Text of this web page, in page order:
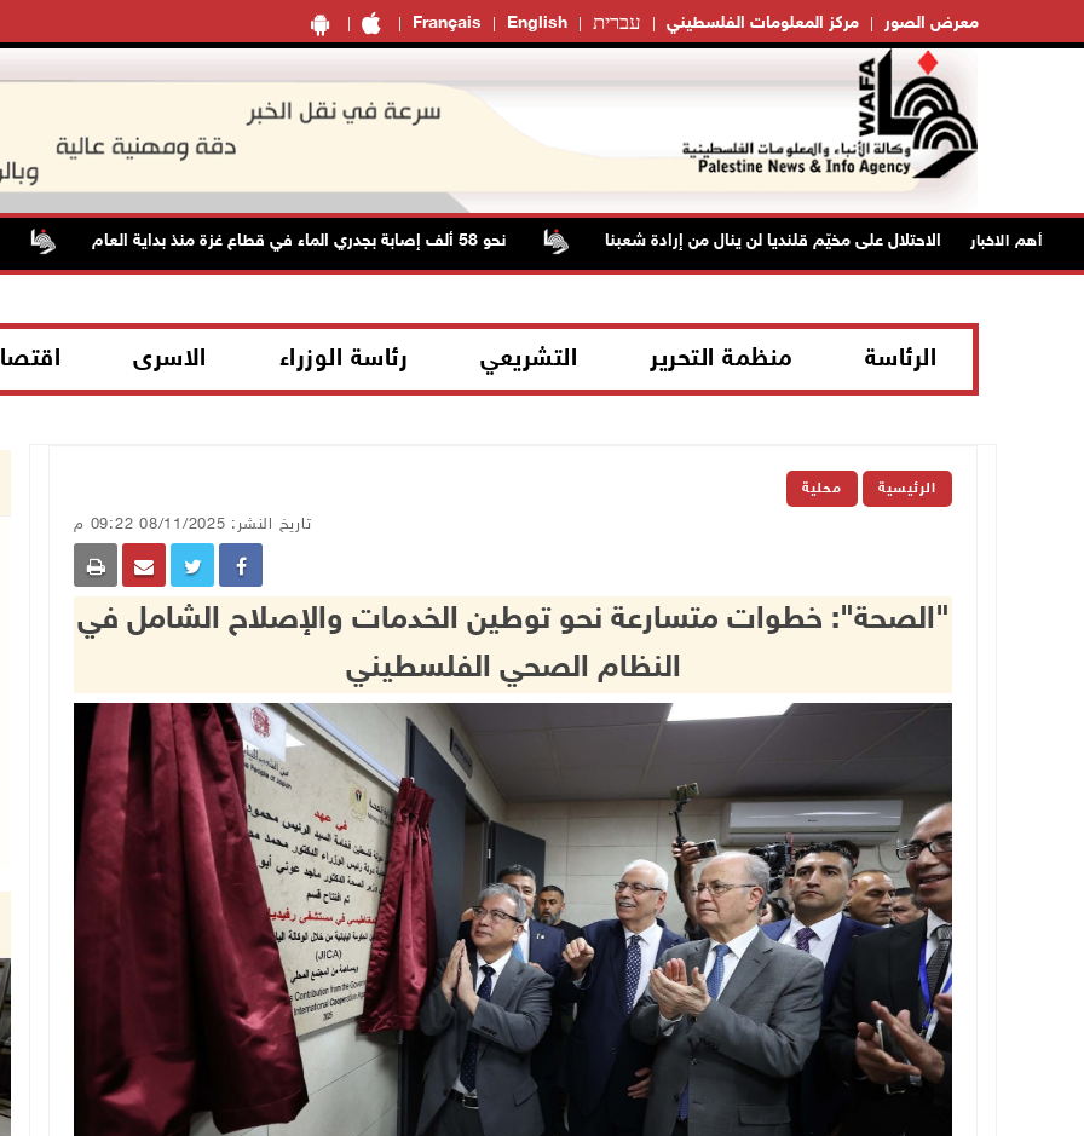
Français English עברית مركز المعلومات الفلسطيني معرض الصور
أهم الاخبار
عدوان الاحتلال على مخيّم قلنديا لن ينال من إرادة شعبنا نحو 58 ألف إصابة بجدري الماء في قطاع غزة منذ بداية العام الطقس:
الرئاسة منظمة التحرير التشريعي رئاسة الوزراء الاسرى
الرئيسية محلية
تاريخ النشر: 08/11/2025 09:22 م
"الصحة": خطوات متسارعة نحو توطين الخدمات والإصلاح الشامل في
النظام الصحي الفلسطيني